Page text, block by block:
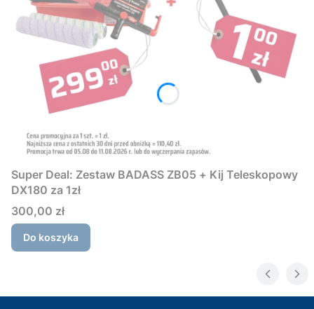
Super Deal: Zestaw BADASS ZB05 + Kij Teleskopowy
DX180 za 1zł
Cena
300,00 zł
Do koszyka